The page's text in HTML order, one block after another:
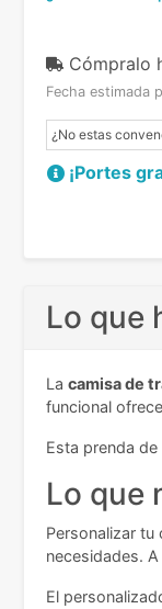
Cómpralo
Fecha estimada
¿No estas
¡Portes
Lo que
La camisa de
funcional
Esta prenda
Lo que
Personalizar tu
necesidades.
El